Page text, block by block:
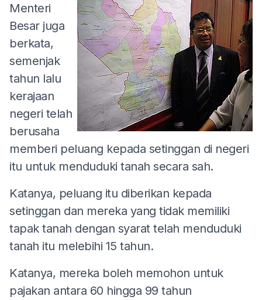
Menteri
Besar juga
berkata,
semenjak
tahun lalu
kerajaan
negeri telah
berusaha
memberi peluang kepada setinggan di negeri
itu untuk menduduki tanah secara sah.
Katanya, peluang itu diberikan kepada
setinggan dan mereka yang tidak memiliki
tapak tanah dengan syarat telah menduduki
tanah itu melebihi 15 tahun.
Katanya, mereka boleh memohon untuk
pajakan antara 60 hingga 99 tahun